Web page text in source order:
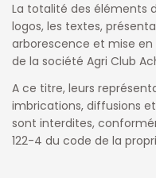
La totalité des éléments
logos, les textes,
arborescence et mise
de la société Agri Club
A ce titre, leurs
imbrications, diffusions
sont interdites,
122-4 du code de la